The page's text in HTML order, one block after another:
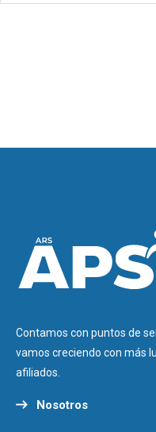
Contamos con puntos de
vamos creciendo con más
afiliados.
Nosotros